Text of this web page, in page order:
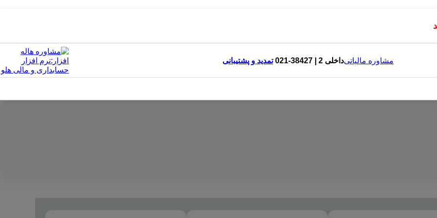
مشاوره مالیاتیداخلی 2 | 38427-021 تمدید و پشتیبانی